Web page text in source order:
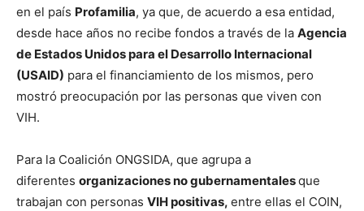
en el país Profamilia, ya que, de acuerdo a esa entidad,
desde hace años no recibe fondos a través de la Agencia
de Estados Unidos para el Desarrollo Internacional
(USAID) para el financiamiento de los mismos, pero
mostró preocupación por las personas que viven con
VIH.
Para la Coalición ONGSIDA, que agrupa a
diferentes organizaciones no gubernamentalesque
trabajan con personas VIH positivas, entre ellas el COIN,